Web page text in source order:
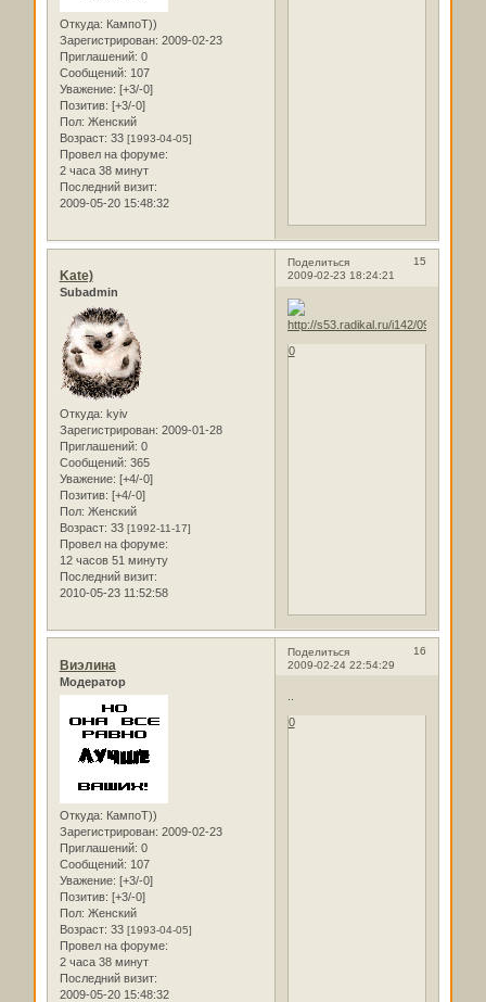
Откуда: КампоТ))
Зарегистрирован: 2009-02-23
Приглашений: 0
Сообщений: 107
Уважение: [+3/-0]
Позитив: [+3/-0]
Пол: Женский
Возраст: 33 [1993-04-05]
Провел на форуме:
2 часа 38 минут
Последний визит:
2009-05-20 15:48:32
Поделиться
15
2009-02-23 18:24:21
Kate)
Subadmin
Откуда: kyiv
Зарегистрирован: 2009-01-28
Приглашений: 0
Сообщений: 365
Уважение: [+4/-0]
Позитив: [+4/-0]
Пол: Женский
Возраст: 33 [1992-11-17]
Провел на форуме:
12 часов 51 минуту
Последний визит:
2010-05-23 11:52:58
0
Поделиться
16
2009-02-24 22:54:29
Виэлина
Модератор
Откуда: КампоТ))
Зарегистрирован: 2009-02-23
Приглашений: 0
Сообщений: 107
Уважение: [+3/-0]
Позитив: [+3/-0]
Пол: Женский
Возраст: 33 [1993-04-05]
Провел на форуме:
2 часа 38 минут
Последний визит:
2009-05-20 15:48:32
0